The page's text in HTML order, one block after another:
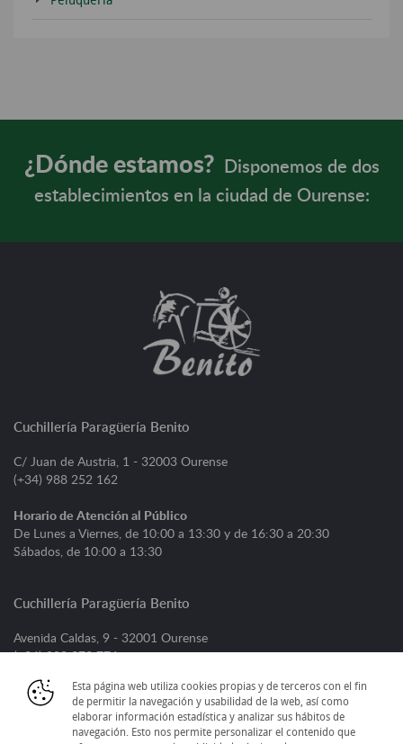
¿Dónde estamos?
Disponemos de dos
establecimientos en la ciudad de Ourense:
Cuchillería Paragüería Benito
C/ Juan de Austria, 1 - 32003 Ourense
(+34) 988 252 162
Horario de Atención al Público
De Lunes a Viernes, de 10:00 a 13:30 y de 16:30 a 20:30
Sábados, de 10:00 a 13:30
Cuchillería Paragüería Benito
Avenida Caldas, 9 - 32001 Ourense
(+34) 988 373 776
Horario de Atención al Público
De Lunes a Viernes, de 09:00 a 13:30 y de 16:30 a 20:30
Sábados, de 09:30 a 13:30
Esta página web utiliza cookies propias y de terceros con el fin
de permitir la navegación y usabilidad de la web, así como
elaborar información estadística y analizar sus hábitos de
navegación. Esto nos permite personalizar el contenido que